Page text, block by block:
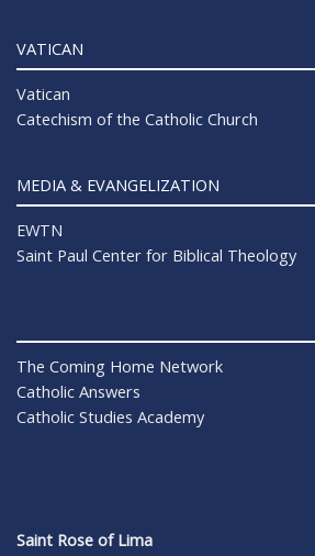
VATICAN
Vatican
Catechism of the Catholic Church
MEDIA & EVANGELIZATION
EWTN
Saint Paul Center for Biblical Theology
The Coming Home Network
Catholic Answers
Catholic Studies Academy
Saint Rose of Lima